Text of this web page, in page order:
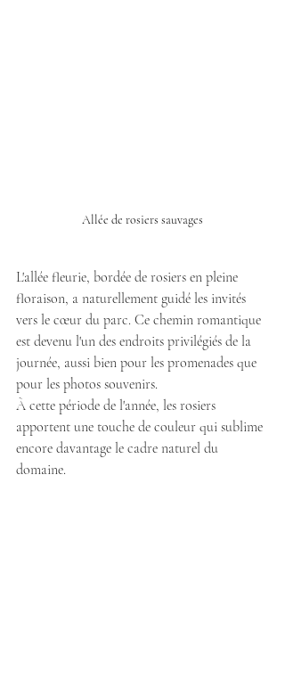
Allée de rosiers sauvages
L'allée fleurie, bordée de rosiers en pleine
floraison, a naturellement guidé les invités
vers le cœur du parc. Ce chemin romantique
est devenu l'un des endroits privilégiés de la
journée, aussi bien pour les promenades que
pour les photos souvenirs.
À cette période de l'année, les rosiers
apportent une touche de couleur qui sublime
encore davantage le cadre naturel du
domaine.